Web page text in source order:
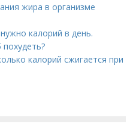
жира в организме
калорий в день.
калорий сжигается при